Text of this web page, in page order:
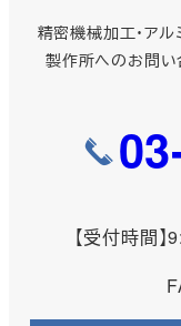
精密機械加工・ア
製作所へのお問い
【受付時間